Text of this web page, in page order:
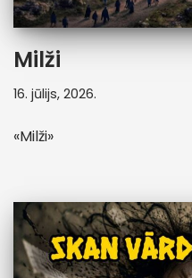
Milži
16. jūlijs, 2026.
«Milži»